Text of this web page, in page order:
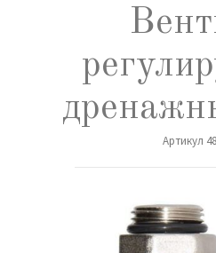
Артикул